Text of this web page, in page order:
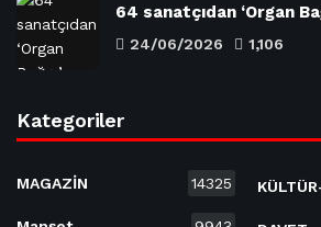
64 sanatçıdan ‘Organ
24/06/2026 1,106
Kategoriler
MAGAZİN 14325